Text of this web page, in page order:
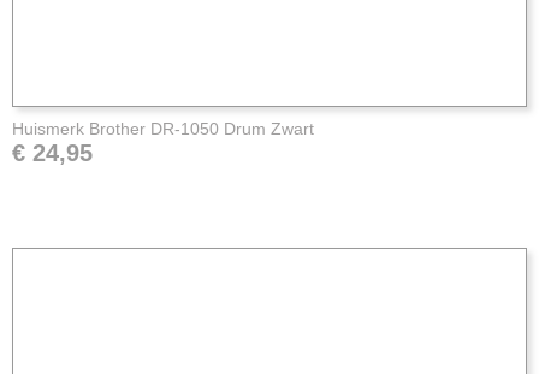
Huismerk Brother DR-1050 Drum Zwart
€ 24,95